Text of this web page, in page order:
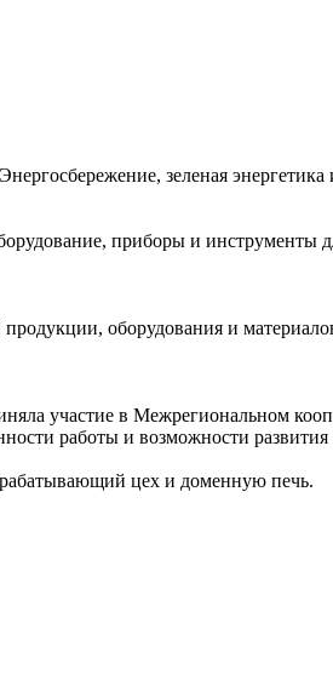
зеленая
приборы и
оборудования и
участие в Межрегиональном
работы и возможности
цех и доменную печь.